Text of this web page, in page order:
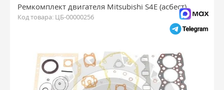
Ремкомплект двигателя Mitsubishi S4E (асбест)
Код товара: ЦБ-00000256